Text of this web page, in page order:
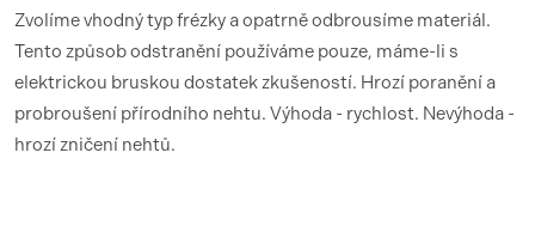
Zvolíme vhodný typ frézky a opatrně odbrousíme materiál.
Tento způsob odstranění používáme pouze, máme-li s
elektrickou bruskou dostatek zkušeností. Hrozí poranění a
probroušení přírodního nehtu. Výhoda - rychlost. Nevýhoda -
hrozí zničení nehtů.